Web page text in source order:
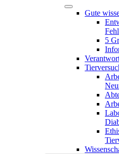
Gute
5